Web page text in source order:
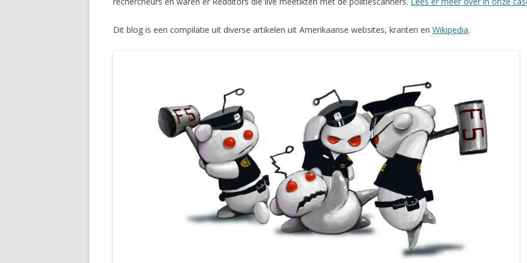
Dit blog is een compilatie uit diverse artikelen uit Amerikaanse websites, kranten en Wikipedia.